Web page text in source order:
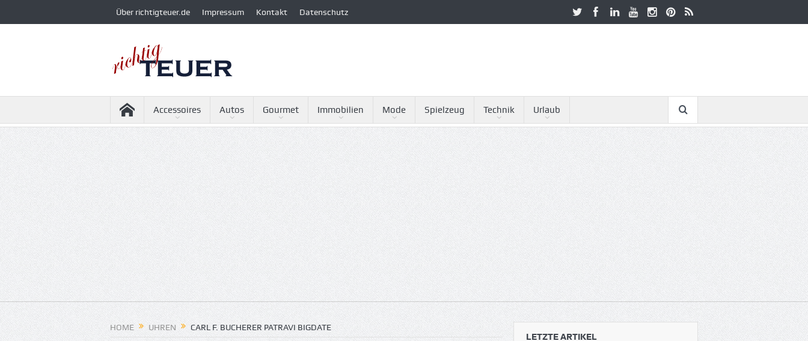
Über richtigteuer.de Impressum Kontakt Datenschutz
Accessoires Autos Gourmet Immobilien Mode Spielzeug Technik Urlaub
HOME UHREN CARL F. BUCHERER PATRAVI BIGDATE
LETZTE ARTIKEL